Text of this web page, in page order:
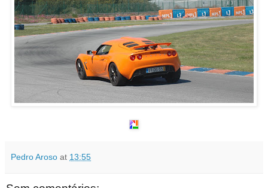
Pedro Aroso at 13:55